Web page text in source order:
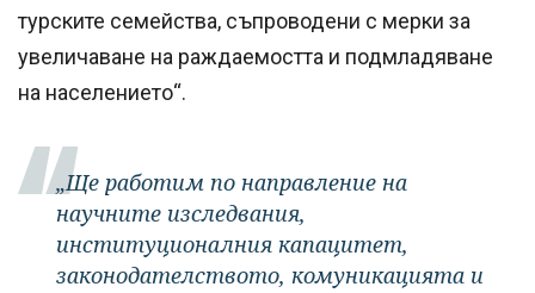
турските семейства, съпроводени с мерки за
увеличаване на раждаемостта и подмладяване
на населението“.
„Ще работим по направление на
научните изследвания,
институционалния капацитет,
законодателството, комуникацията и